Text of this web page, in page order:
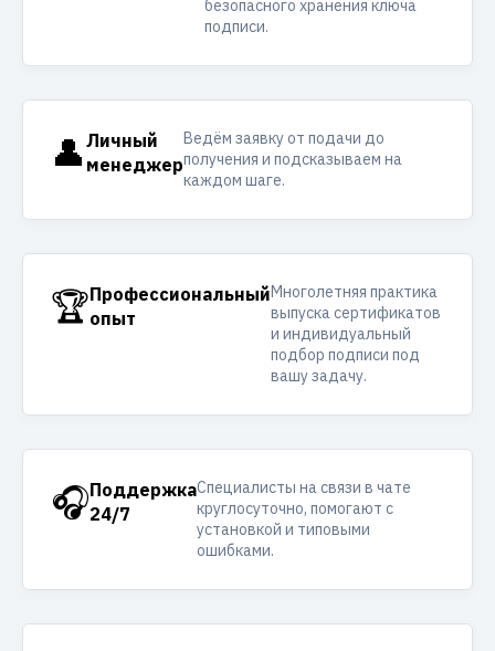
безопасного хранения ключа
подписи.
👤 Личный
менеджер
Ведём заявку от подачи до
получения и подсказываем на
каждом шаге.
🏆Профессиональный
опыт
Многолетняя практика
выпуска сертификатов
и индивидуальный
подбор подписи под
вашу задачу.
🎧Поддержка
24/7
Специалисты на связи в чате
круглосуточно, помогают с
установкой и типовыми
ошибками.